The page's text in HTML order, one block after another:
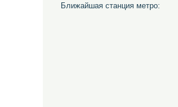
Ближайшая станция метро: